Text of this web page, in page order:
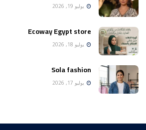
يوليو 19, 2026
Ecoway Egypt store
يوليو 18, 2026
Sola fashion
يوليو 17, 2026